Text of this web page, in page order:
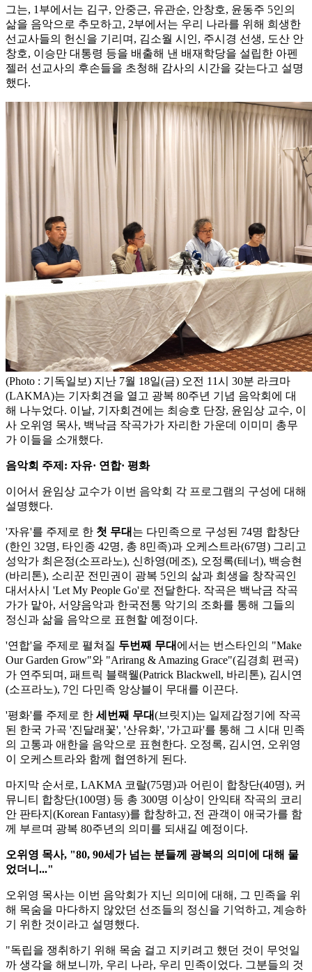
그는, 1부에서는 김구, 안중근, 유관순, 안창호, 윤동주 5인의
삶을 음악으로 추모하고, 2부에서는 우리 나라를 위해 희생한
선교사들의 헌신을 기리며, 김소월 시인, 주시경 선생, 도산 안
창호, 이승만 대통령 등을 배출해 낸 배재학당을 설립한 아펜
젤러 선교사의 후손들을 초청해 감사의 시간을 갖는다고 설명
했다.
(Photo : 기독일보) 지난 7월 18일(금) 오전 11시 30분 라크마
(LAKMA)는 기자회견을 열고 광복 80주년 기념 음악회에 대
해 나누었다. 이날, 기자회견에는 최승호 단장, 윤임상 교수, 이
사 오위영 목사, 백낙금 작곡가가 자리한 가운데 이미미 총무
가 이들을 소개했다.
음악회 주제: 자유· 연합· 평화
이어서 윤임상 교수가 이번 음악회 각 프로그램의 구성에 대해
설명했다.
'자유'를 주제로 한 첫 무대 는 다민족으로 구성된 74명 합창단
(한인 32명, 타인종 42명, 총 8민족)과 오케스트라(67명) 그리고
성악가 최은정(소프라노), 신하영(메조), 오정록(테너), 백승현
(바리톤), 소리꾼 전민권이 광복 5인의 삶과 희생을 창작곡인
대서사시 'Let My People Go'로 전달한다. 작곡은 백낙금 작곡
가가 맡아, 서양음악과 한국전통 악기의 조화를 통해 그들의
정신과 삶을 음악으로 표현할 예정이다.
'연합'을 주제로 펼쳐질 두번째 무대 에서는 번스타인의 "Make
Our Garden Grow"와 "Arirang & Amazing Grace"(김경희 편곡)
가 연주되며, 패트릭 블랙웰(Patrick Blackwell, 바리톤), 김시연
(소프라노), 7인 다민족 앙상블이 무대를 이끈다.
'평화'를 주제로 한 세번째 무대(브릿지)는 일제감정기에 작곡
된 한국 가곡 '진달래꽃', '산유화', '가고파'를 통해 그 시대 민족
의 고통과 애한을 음악으로 표현한다. 오정록, 김시연, 오위영
이 오케스트라와 함께 협연하게 된다.
마지막 순서로, LAKMA 코랄(75명)과 어린이 합창단(40명), 커
뮤니티 합창단(100명) 등 총 300명 이상이 안익태 작곡의 코리
안 판타지(Korean Fantasy)를 합창하고, 전 관객이 애국가를 함
께 부르며 광복 80주년의 의미를 되새길 예정이다.
오위영 목사, "80, 90세가 넘는 분들께 광복의 의미에 대해 물
었더니..."
오위영 목사는 이번 음악회가 지닌 의미에 대해, 그 민족을 위
해 목숨을 마다하지 않았던 선조들의 정신을 기억하고, 계승하
기 위한 것이라고 설명했다.
"독립을 쟁취하기 위해 목숨 걸고 지키려고 했던 것이 무엇일
까 생각을 해보니까, 우리 나라, 우리 민족이었다. 그분들의 것